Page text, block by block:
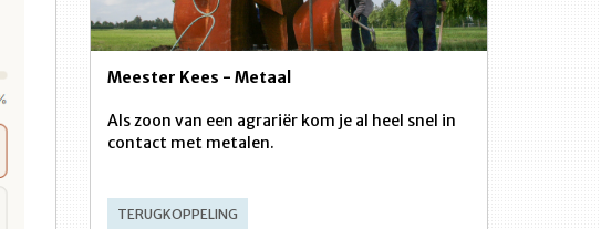
Meester Kees - Metaal
Als zoon van een agrariër kom je al heel snel in
contact met metalen.
TERUGKOPPELING